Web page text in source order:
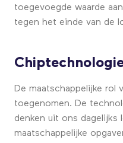
toegevoegde waarde
tegen het einde van de
De maatschappelijke rol
toegenomen. De
denken uit ons dagelijks
maatschappelijke